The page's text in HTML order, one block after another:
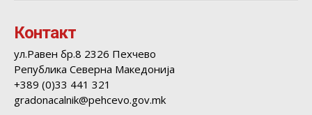
Контакт
ул.Равен бр.8 2326 Пехчево
Република Северна Македонија
+389 (0)33 441 321
gradonacalnik@pehcevo.gov.mk